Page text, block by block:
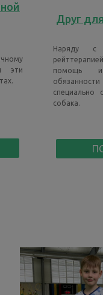
эти
Друг
Наряду с
помощь и
специально
собака.